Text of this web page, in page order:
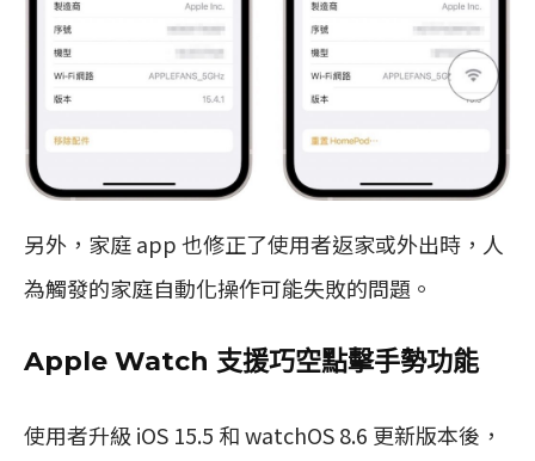
另外，家庭 app 也修正了使用者返家或外出時，人
為觸發的家庭自動化操作可能失敗的問題。
Apple Watch 支援巧空點擊手勢功能
使用者升級 iOS 15.5 和 watchOS 8.6 更新版本後，